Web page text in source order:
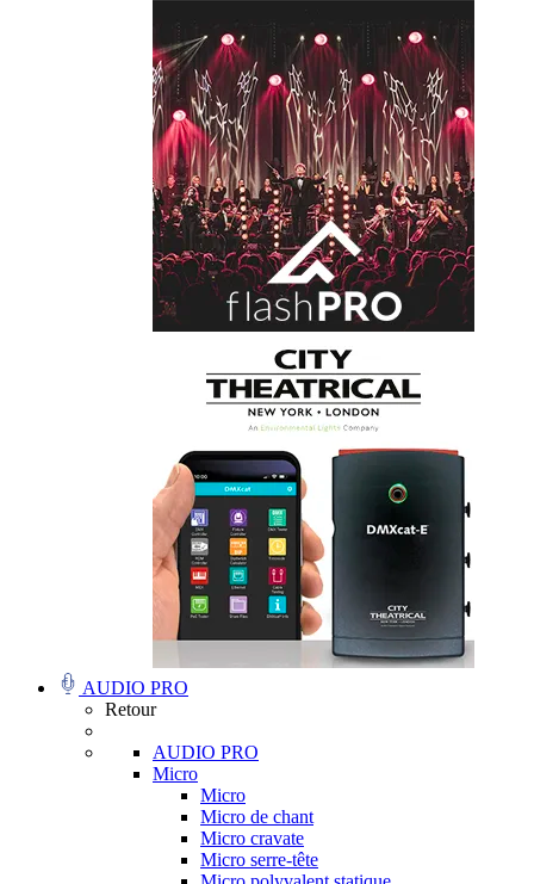
AUDIO PRO
Retour
AUDIO PRO
Micro
Micro
Micro de chant
Micro cravate
Micro serre-tête